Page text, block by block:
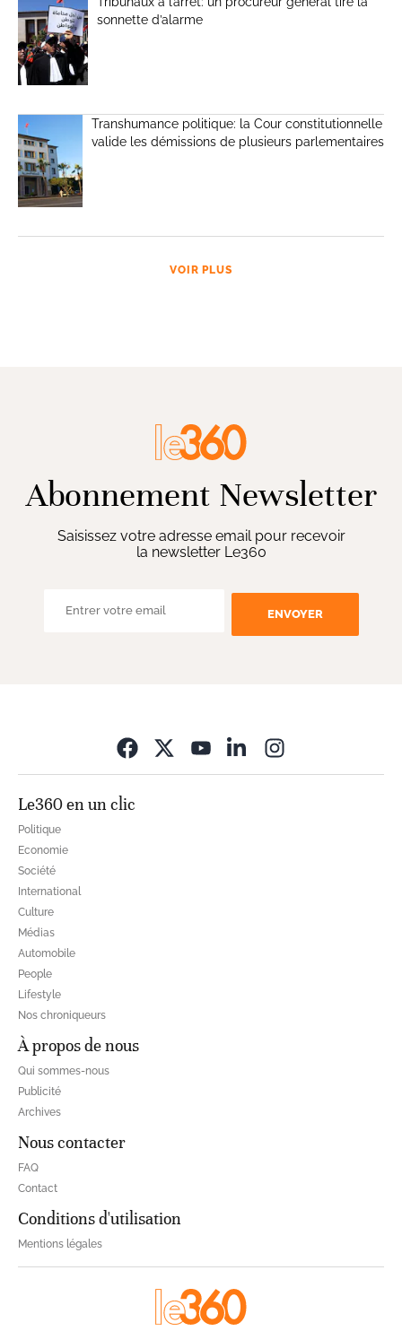
sonnette d’alarme
Transhumance politique: la Cour constitutionnelle
valide les démissions de plusieurs parlementaires
VOIR PLUS
Abonnement Newsletter
Saisissez votre adresse email pour recevoir
la newsletter Le360
ENVOYER
Le360 en un clic
Politique
Economie
Société
International
Culture
Médias
Automobile
People
Lifestyle
Nos chroniqueurs
À propos de nous
Qui sommes-nous
Publicité
Archives
Nous contacter
FAQ
Contact
Conditions d'utilisation
Mentions légales